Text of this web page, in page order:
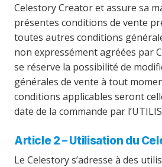
Celestory Creator et assure sa
présentes conditions de vente
toutes autres conditions
non expressément agréées par
se réserve la possibilité de
générales de vente à tout
conditions applicables seront
date de la commande par
Article 2 – Utilisation du
Le Celestory s’adresse à des